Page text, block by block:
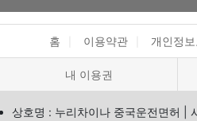
홈 이용약관 개인정
내 이용권
상호명 : 누리차이나 중국운전면허